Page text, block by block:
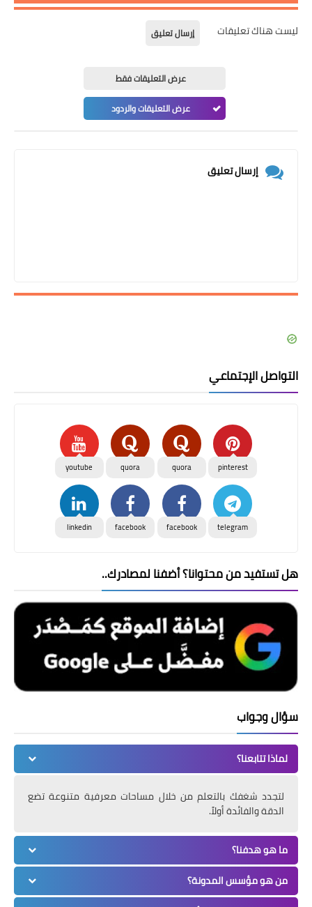
ليست هناك تعليقات إرسال تعليق
عرض التعليقات فقط
عرض التعليقات والردود
إرسال تعليق
التواصل الإجتماعي
pinterest
quora
quora
youtube
telegram
facebook
facebook
linkedin
هل تستفيد من محتوانا؟ أضفنا لمصادرك..
سؤال وجواب
لماذا تتابعنا؟
لتجدد شغفك بالتعلم من خلال مساحات معرفية متنوعة تضع
الدقة والفائدة أولاً.
ما هو هدفنا؟
من هو مؤسس المدونة؟